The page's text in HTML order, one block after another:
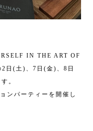
IN THE ART OF
日(土)、7日(金)、8日
。
ンパーティーを開催し